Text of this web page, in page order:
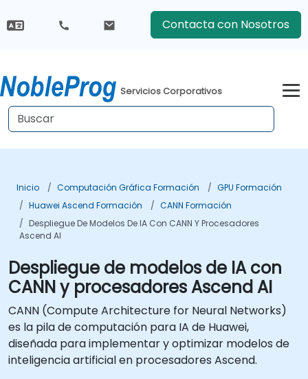
Contacta con Nosotros
Servicios Corporativos
Inicio Computación Gráfica Formación
GPU Formación
Huawei Ascend Formación
CANN Formación
Despliegue De Modelos De IA Con CANN Y Procesadores
Ascend AI
Despliegue de modelos de IA con
CANN y procesadores Ascend AI
CANN (Compute Architecture for Neural Networks)
es la pila de computación para IA de Huawei,
diseñada para implementar y optimizar modelos de
inteligencia artificial en procesadores Ascend.